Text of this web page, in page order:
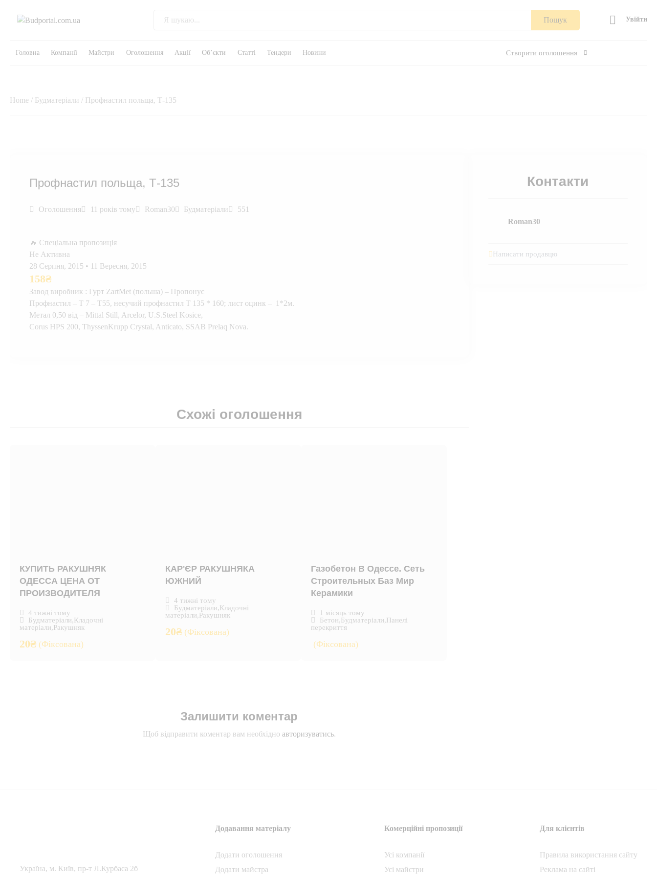
Пошук Увійти
Створити оголошення
Головна Компанії Майстри Оголошення Акції Об’єкти Статті Тендери Новини
Home / Будматеріали / Профнастил польща, Т-135
Профнастил польща, Т-135
Оголошення 11 років тому Roman30 Будматеріали 551
🔥 Спеціальна пропозиція
Не Активна
28 Серпня, 2015 • 11 Вересня, 2015
158₴
Завод виробник : Гурт ZartMet (польша) – Пропонує
Профнастил – Т 7 – Т55, несучий профнастил Т 135 * 160; лист оцинк – 1*2м.
Метал 0,50 вiд – Mittal Still, Arcelor, U.S.Steel Kosice,
Corus HPS 200, ThyssenKrupp Crystal, Anticato, SSAB Prelaq Nova.
Схожі оголошення
КУПИТЬ РАКУШНЯК
ОДЕССА ЦЕНА ОТ
ПРОИЗВОДИТЕЛЯ
4 тижні тому
Будматеріали,Кладочні
матеріали,Ракушняк
20₴ (Фіксована)
КАР'ЄР РАКУШНЯКА
ЮЖНИЙ
4 тижні тому
Будматеріали,Кладочні
матеріали,Ракушняк
20₴ (Фіксована)
Газобетон В Одессе. Сеть
Строительных Баз Мир
Керамики
1 місяць тому
Бетон,Будматеріали,Панелі
перекриття
(Фіксована)
Залишити коментар
Щоб відправити коментар вам необхідно авторизуватись.
Контакти
Roman30
Написати продавцю
Українa, м. Київ, пр-т Л.Курбаса 2б
Додавання матеріалу
Додати oголошення
Додати майстра
Комерційні пропозиції
Усі компанії
Усі майстри
Для клієнтів
Правила використання сайту
Реклама на сайті